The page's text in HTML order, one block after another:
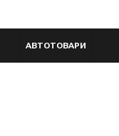
АВТОТОВАРИ